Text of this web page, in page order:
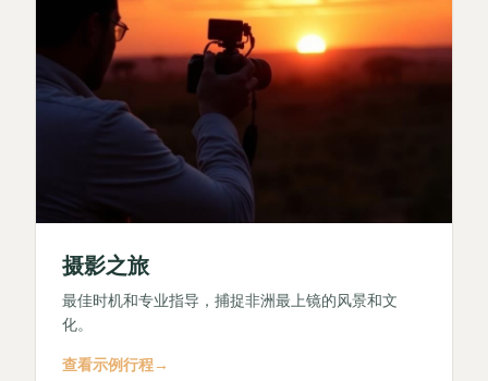
摄影之旅
最佳时机和专业指导，捕捉非洲最上镜的风景和文
化。
查看示例行程→